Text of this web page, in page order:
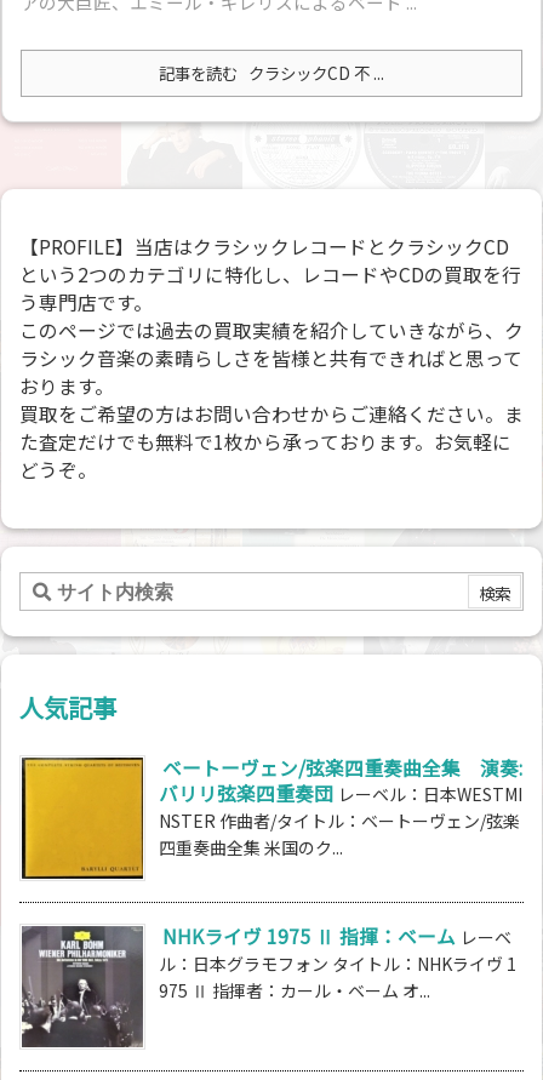
記事を読む クラシックCD 不 ...
【PROFILE】当店はクラシックレコードとクラシックCD
という2つのカテゴリに特化し、レコードやCDの買取を行
う専門店です。
このページでは過去の買取実績を紹介していきながら、ク
ラシック音楽の素晴らしさを皆様と共有できればと思って
おります。
買取をご希望の方はお問い合わせからご連絡ください。ま
た査定だけでも無料で1枚から承っております。お気軽に
どうぞ。
人気記事
ベートーヴェン/弦楽四重奏曲全集 演奏:
バリリ弦楽四重奏団 レーベル：日本WESTMI
NSTER 作曲者/タイトル：ベートーヴェン/弦楽
四重奏曲全集 米国のク...
NHKライヴ 1975 Ⅱ 指揮：ベーム レーベ
ル：日本グラモフォン タイトル：NHKライヴ 1
975 Ⅱ 指揮者：カール・ベーム オ...